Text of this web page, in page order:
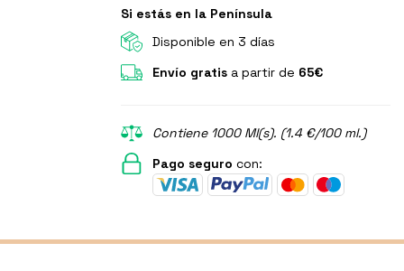
Si estás en la Península
Disponible en 3 días
Envío gratisa partir de 65€
Contiene 1000 Ml(s). (1.4 €/100 ml.)
Pago seguro con: